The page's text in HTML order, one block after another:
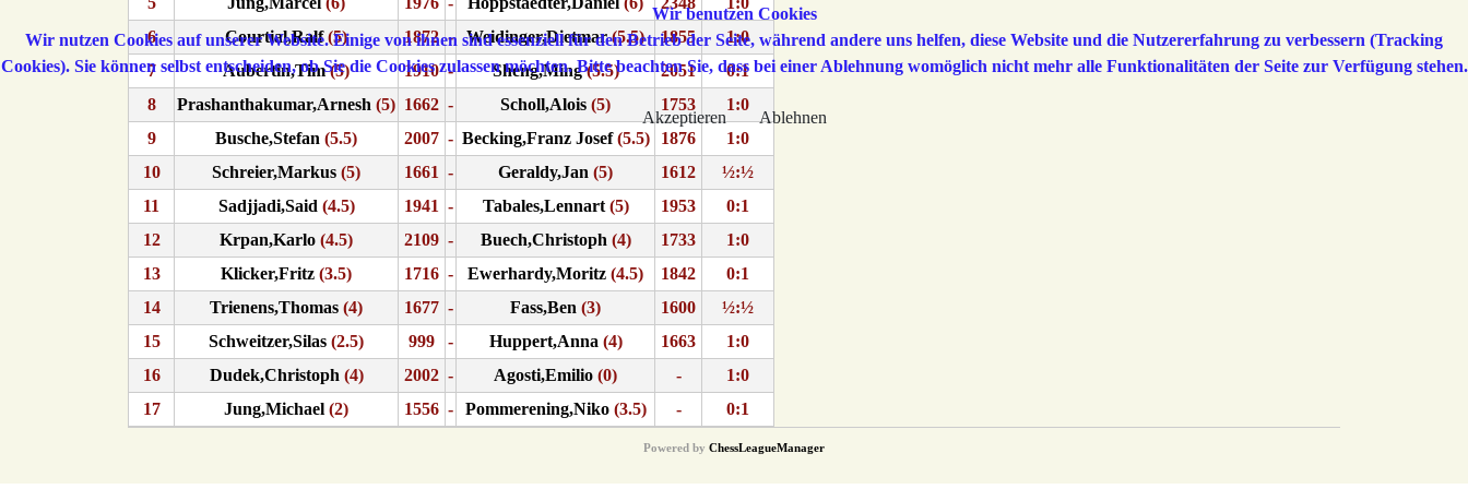
6
Courtial,Ralf(5) 1872 - Weidinger,Dietmar(5.5) 1855
1:0
7
Aubertin,Tim(5) 1910 - Sheng,Ming(5.5) 2051
0:1
8
Prashanthakumar,Arnesh (5) 1662 - Scholl,Alois (5) 1753
1:0
9
Busche,Stefan (5.5) 2007 - Becking,Franz Josef(5.5) 1876
1:0
10
Schreier,Markus (5) 1661 - Geraldy,Jan (5) 1612
½:½
11
Sadjjadi,Said (4.5) 1941 - Tabales,Lennart(5) 1953
0:1
12
Krpan,Karlo (4.5) 2109 - Buech,Christoph (4) 1733
1:0
13
Klicker,Fritz (3.5) 1716 - Ewerhardy,Moritz (4.5) 1842
0:1
14
Trienens,Thomas (4) 1677 - Fass,Ben (3) 1600
½:½
15
Schweitzer,Silas (2.5) 999 - Huppert,Anna (4) 1663
1:0
16
Dudek,Christoph (4) 2002 - Agosti,Emilio (0) -
1:0
17
Jung,Michael (2) 1556 - Pommerening,Niko(3.5) - 0:1
Powered by ChessLeagueManager
Wir benutzen Cookies
Wir nutzen Cookies auf unserer Website. Einige von ihnen sind essenziell für den Betrieb der Seite, während andere uns helfen, diese Website und die Nutzererfahrung zu verbessern (Tracking
Cookies). Sie können selbst entscheiden, ob Sie die Cookies zulassen möchten. Bitte beachten Sie, dass bei einer Ablehnung womöglich nicht mehr alle Funktionalitäten der Seite zur Verfügung stehen.
Akzeptieren Ablehnen